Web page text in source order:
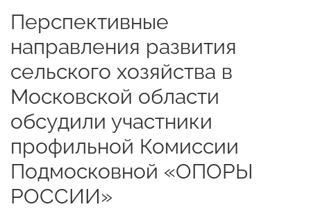
Перспективные
направления развития
сельского хозяйства в
Московской области
обсудили участники
профильной Комиссии
Подмосковной «ОПОРЫ
РОССИИ»